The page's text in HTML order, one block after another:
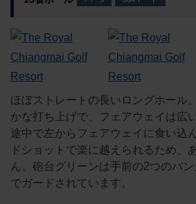
ほぼストレートの長いロングホール
かな打ち上げで、フェアウェイは広
途中で左からフェアウェイに食い込
ドショットで楽に越えられるため、
ん。砲台グリーンは手前の2つのバ
でガードされています。